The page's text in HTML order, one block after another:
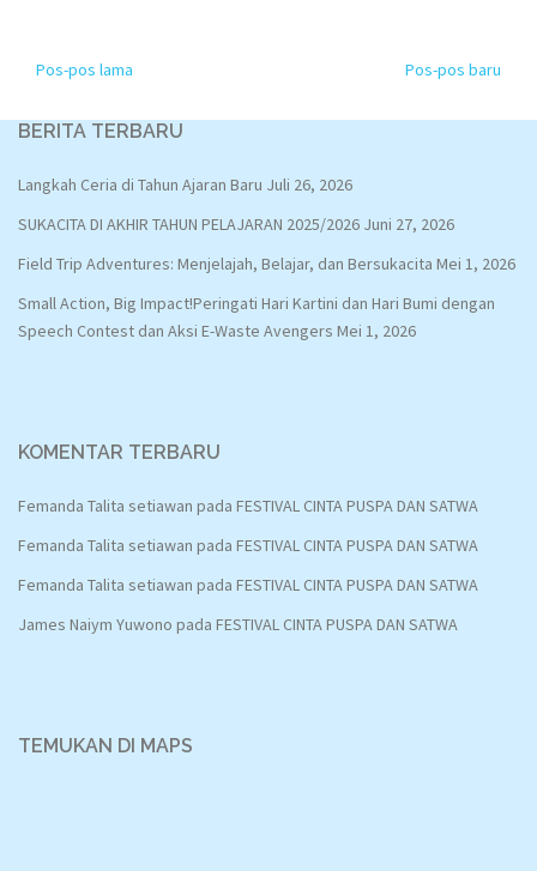
Navigasi
pos
Pos-pos lama Pos-pos baru
BERITA TERBARU
Langkah Ceria di Tahun Ajaran Baru Juli 26, 2026
SUKACITA DI AKHIR TAHUN PELAJARAN 2025/2026 Juni 27, 2026
Field Trip Adventures: Menjelajah, Belajar, dan Bersukacita Mei 1, 2026
Small Action, Big Impact!Peringati Hari Kartini dan Hari Bumi dengan
Speech Contest dan Aksi E-Waste Avengers Mei 1, 2026
KOMENTAR TERBARU
Femanda Talita setiawan pada FESTIVAL CINTA PUSPA DAN SATWA
Femanda Talita setiawan pada FESTIVAL CINTA PUSPA DAN SATWA
Femanda Talita setiawan pada FESTIVAL CINTA PUSPA DAN SATWA
James Naiym Yuwono pada FESTIVAL CINTA PUSPA DAN SATWA
TEMUKAN DI MAPS